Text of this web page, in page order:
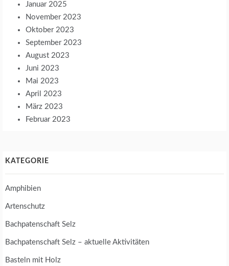
Januar 2025
November 2023
Oktober 2023
September 2023
August 2023
Juni 2023
Mai 2023
April 2023
März 2023
Februar 2023
KATEGORIE
Amphibien
Artenschutz
Bachpatenschaft Selz
Bachpatenschaft Selz – aktuelle Aktivitäten
Basteln mit Holz